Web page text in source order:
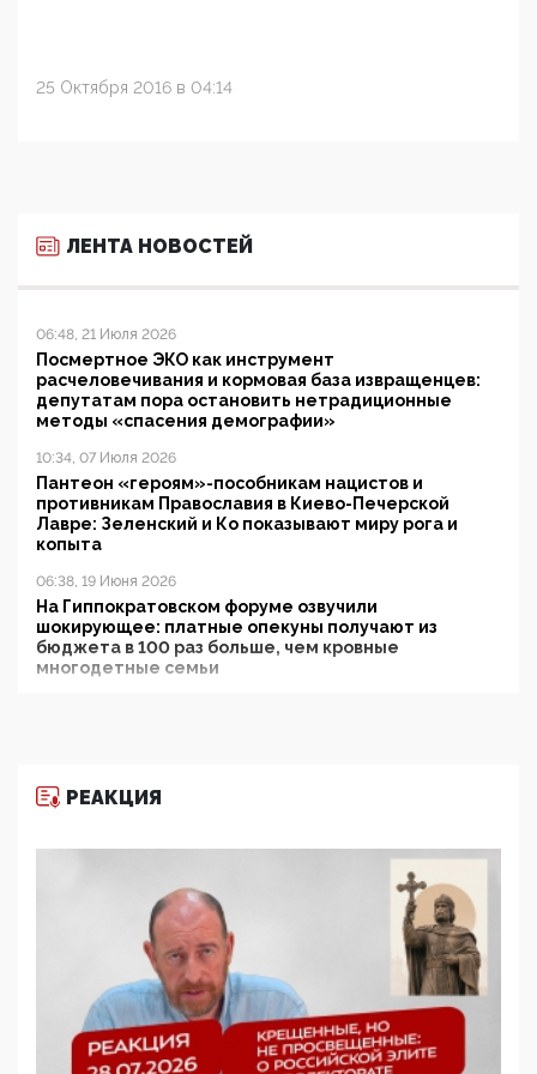
25 Октября 2016 в 04:14
ЛЕНТА НОВОСТЕЙ
06:48, 21 Июля 2026
Посмертное ЭКО как инструмент
расчеловечивания и кормовая база извращенцев:
депутатам пора остановить нетрадиционные
методы «спасения демографии»
10:34, 07 Июля 2026
Пантеон «героям»-пособникам нацистов и
противникам Православия в Киево-Печерской
Лавре: Зеленский и Ко показывают миру рога и
копыта
06:38, 19 Июня 2026
На Гиппократовском форуме озвучили
шокирующее: платные опекуны получают из
бюджета в 100 раз больше, чем кровные
многодетные семьи
11:53, 09 Июня 2026
деятельность ИИТО ЮНЕСКО в России, но
цифроглобалисты продолжают определять
повестку в образовании
09:43, 01 Июня 2026
5G за счет здоровья граждан: Минцифры намерено
отобрать у регионов и муниципалитетов право
защищать жилые дома и социальные объекты от
05:58, 26 Мая 2026
РЕАКЦИЯ